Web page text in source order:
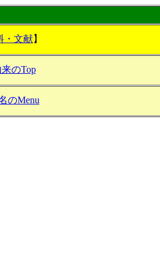
・文献】
のTop
のMenu